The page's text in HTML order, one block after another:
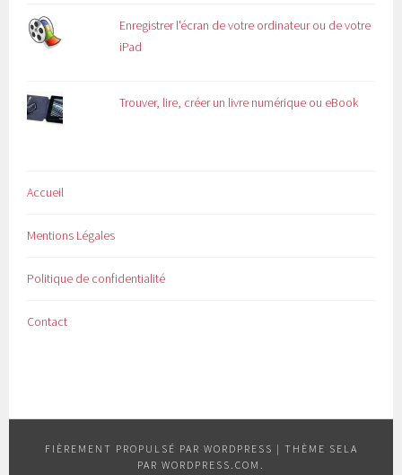
Enregistrer l'écran de votre ordinateur ou de votre
iPad
Trouver, lire, créer un livre numérique ou eBook
Accueil
Mentions Légales
Politique de confidentialité
Contact
FIÈREMENT PROPULSÉ PAR WORDPRESS | THÈME SELA
PAR WORDPRESS.COM